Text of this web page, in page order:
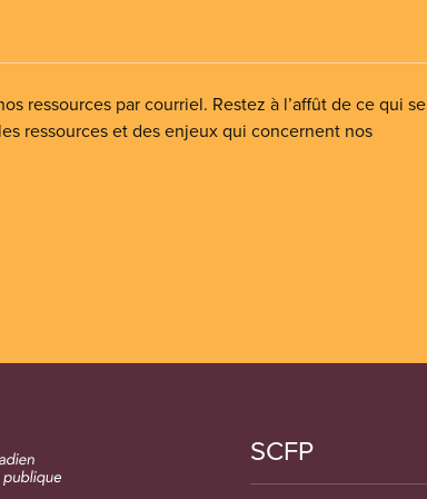
ressources par courriel. Restez à l’affût de ce qui se
ressources et des enjeux qui concernent nos
SCFP